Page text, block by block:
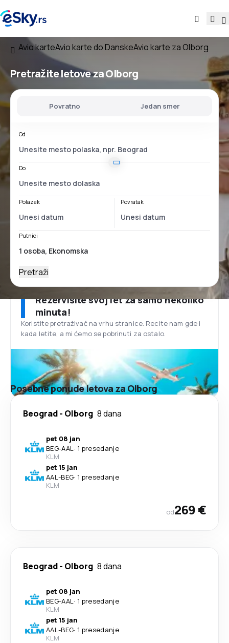
Avio karteAvio karte do DanskeAvio karte za Olborg
Pretražite letove za Olborg
Povratno Jedan smer
Od
Do
Polazak Povratak
Putnici
Pretraži
Rezervišite svoj let za samo nekoliko
minuta!
Koristite pretraživač na vrhu stranice. Recite nam gde i
kada letite, a mi ćemo se pobrinuti za ostalo.
Posebne ponude letova za Olborg
Beograd- Olborg 8 dana
pet 08 jan
BEG-AAL· 1 presedanje
KLM
pet 15 jan
AAL-BEG· 1 presedanje
KLM
od269 €
Beograd- Olborg 8 dana
pet 08 jan
BEG-AAL· 1 presedanje
KLM
pet 15 jan
AAL-BEG· 1 presedanje
KLM